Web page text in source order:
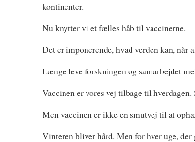
kontinenter.
Nu knytter vi et fælles håb til vaccinerne.
Det er imponerende, hvad verden kan, når
Længe leve forskningen og samarbejdet
Vaccinen er vores vej tilbage til
Men vaccinen er ikke en smutvej til at
Vinteren bliver hård. Men for hver uge,